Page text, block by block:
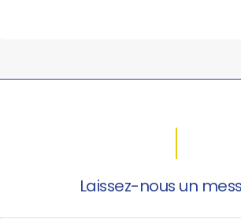
Laissez-nous un